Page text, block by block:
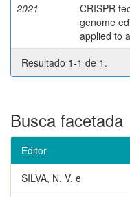
2021
CRISPR
genome
applied to
Resultado 1-1 de 1.
Busca facetada
Editor
SILVA, N. V. e